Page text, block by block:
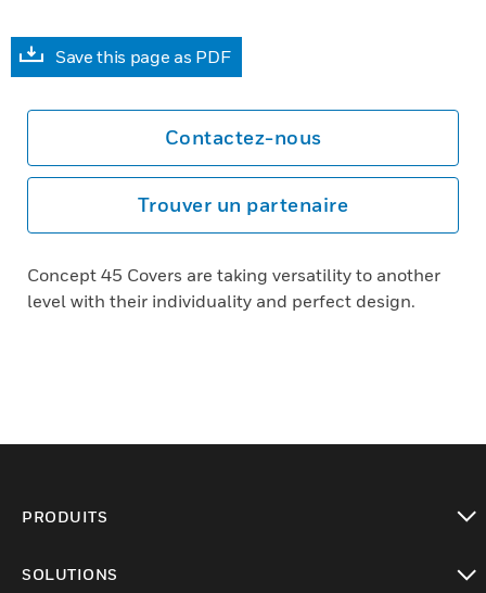
Save this page as PDF
Contactez-nous
Trouver un partenaire
Concept 45 Covers are taking versatility to another
level with their individuality and perfect design.
PRODUITS
SOLUTIONS